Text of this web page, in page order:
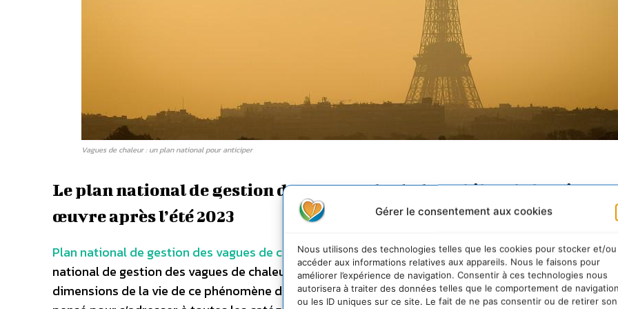
Gérer le consentement aux cookies
Nous utilisons des technologies telles que les cookies pour stocker et/ou
accéder aux informations relatives aux appareils. Nous le faisons pour
améliorer l’expérience de navigation. Consentir à ces technologies nous
autorisera à traiter des données telles que le comportement de navigation
ou les ID uniques sur ce site. Le fait de ne pas consentir ou de retirer son
Vagues de chaleur : un plan national pour anticiper
Le plan national de gestion des vagues de chaleur, bilan de la mise en
œuvre après l’été 2023
Plan national de gestion des vagues de chaleurPrésenté le 8 juin 2023 par M. Christophe Béchu, le
national de gestion des vagues de chaleur est le 1er plan d’anticipation des impacts sur toutes les
dimensions de la vie de ce phénomène dont l’augmentation de la fréquence va se poursuivre. Ce